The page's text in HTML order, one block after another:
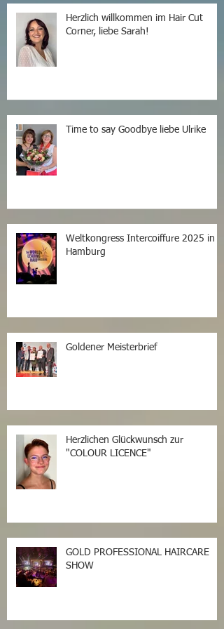
Herzlich willkommen im Hair Cut
Corner, liebe Sarah!
Time to say Goodbye liebe Ulrike
Weltkongress Intercoiffure 2025 in
Hamburg
Goldener Meisterbrief
Herzlichen Glückwunsch zur
"COLOUR LICENCE"
GOLD PROFESSIONAL HAIRCARE
SHOW